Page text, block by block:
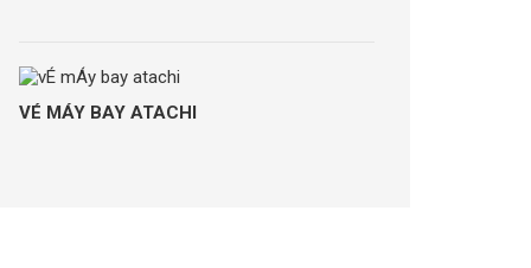
VÉ MÁY BAY ATACHI